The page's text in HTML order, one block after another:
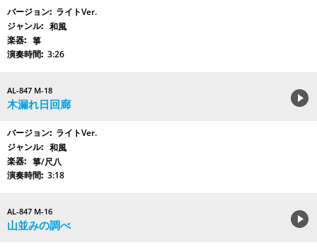
ライトVer.
和風
箏
3:26
AL-847 M-18
木漏れ日回廊
ライトVer.
和風
箏/尺八
3:18
AL-847 M-16
山並みの調べ